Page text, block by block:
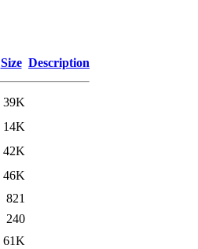
Size Description
39K
14K
42K
46K
821
240
61K